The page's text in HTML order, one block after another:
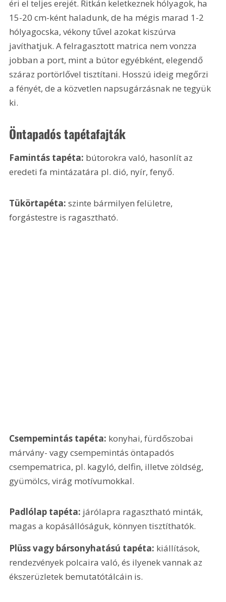
éri el teljes erejét. Ritkán keletkeznek hólyagok, ha
15-20 cm-ként haladunk, de ha mégis marad 1-2
hólyagocska, vékony tűvel azokat kiszúrva
javíthatjuk. A felragasztott matrica nem vonzza
jobban a port, mint a bútor egyébként, elegendő
száraz portörlővel tisztítani. Hosszú ideig megőrzi
a fényét, de a közvetlen napsugárzásnak ne tegyük
ki.
Öntapadós tapétafajták
Famintás tapéta: bútorokra való, hasonlít az
eredeti fa mintázatára pl. dió, nyír, fenyő.
Tükörtapéta: szinte bármilyen felületre,
forgástestre is ragasztható.
Csempemintás tapéta: konyhai, fürdőszobai
márvány- vagy csempemintás öntapadós
csempematrica, pl. kagyló, delfin, illetve zöldség,
gyümölcs, virág motívumokkal.
Padlólap tapéta: járólapra ragasztható minták,
magas a kopásállóságuk, könnyen tisztíthatók.
Plüss vagy bársonyhatású tapéta: kiállítások,
rendezvények polcaira való, és ilyenek vannak az
ékszerüzletek bemutatótálcáin is.